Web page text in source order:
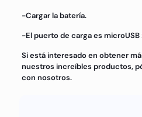
-Cargar la batería.
-El puerto de carga es microUSB
Si está interesado en obtener
nuestros increíbles productos,
con nosotros.